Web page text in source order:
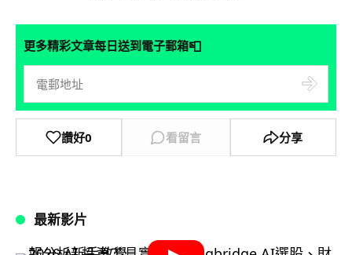
更多精彩文章每日送到電子郵箱📮
讚好0 看留言 分享
最新影片